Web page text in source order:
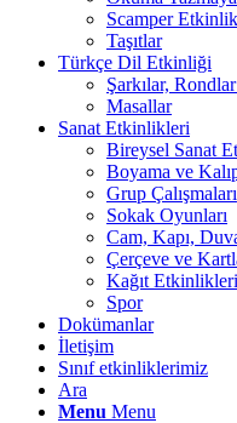
Scamper
Taşıtlar
Türkçe Dil Etkinliği
Şarkılar,
Masallar
Sanat Etkinlikleri
Bireysel Sanat
Boyama ve
Grup Çalışmaları
Sokak Oyunları
Cam, Kapı,
Çerçeve ve
Kağıt Etkinlikleri
Spor
Dokümanlar
İletişim
Sınıf etkinliklerimiz
Ara
Menu Menu